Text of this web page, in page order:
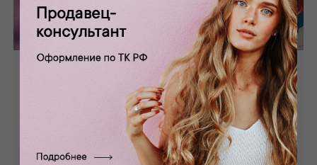
розовый в белый
-9072749
Плательная с
растительным
принтом ПЛ
-52681
Состав: 100%п/э